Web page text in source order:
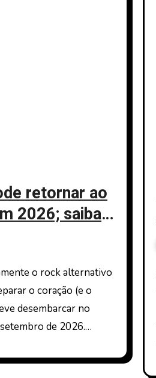
retornar ao
2026; saiba
o coração (e o
desembarcar no
de 2026.…